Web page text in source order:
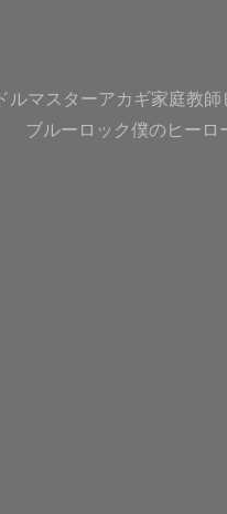
ルマスターアカギ家庭教師
ブルーロック僕のヒーロ